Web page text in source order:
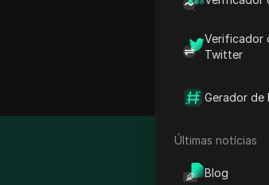
Verificador
Twitter
Gerador de
Últimas notícias
Blog
automação
conexões
web
Detalhe